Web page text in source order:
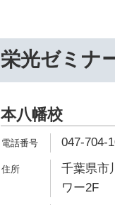
栄光ゼミナ
本八幡校
047-704-
千葉県市
ワー2F